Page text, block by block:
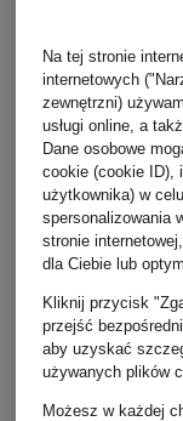
1901
COS
Na tej stronie
internetowych
zewnętrzni)
usługi online, a
Dane osobowe
cookie (cookie ID),
użytkownika) w
spersonalizowania
stronie
dla Ciebie lub
Kliknij przycisk
przejść
aby uzyskać
używanych plików
Możesz w każdej